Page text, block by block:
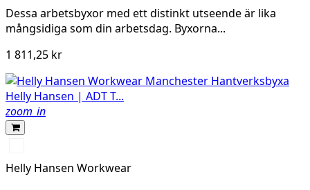
Dessa arbetsbyxor med ett distinkt utseende är lika
mångsidiga som din arbetsdag. Byxorna...
1 811,25 kr
zoom_in
BLACK
Helly Hansen Workwear